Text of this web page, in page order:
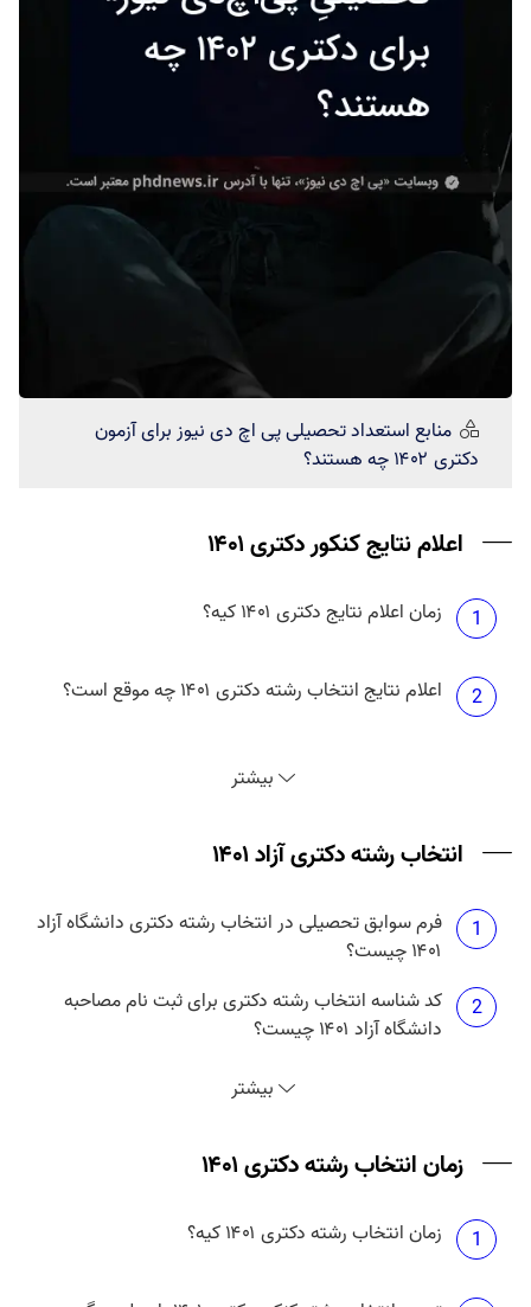
منابع استعداد تحصیلیپی اچ دی نیوزبرای آزمون
دکتری ۱۴۰۲ چه هستند؟
اعلام نتایج کنکور دکتری ۱۴۰۱
1 زمان اعلام نتایج دکتری ۱۴۰۱ کیه؟
2 اعلام نتایج انتخاب رشته دکتری ۱۴۰۱ چه موقع است؟
بیشتر
انتخاب رشته دکتری آزاد ۱۴۰۱
1
فرم سوابق تحصیلی در انتخاب رشته دکتری دانشگاه آزاد
۱۴۰۱ چیست؟
2
کد شناسه انتخاب رشته دکتری برای ثبت نام مصاحبه
دانشگاه آزاد ۱۴۰۱ چیست؟
انتخاب رشته دکتری آزاد ۱۴۰۱ چه زمانی است؟
حداکثر تعداد انتخاب رشته دکتری آزاد ۱۴۰۱ چند تا است؟
5
بیشتر
زمان انتخاب رشته دکتری ۱۴۰۱
1 زمان انتخاب رشته دکتری ۱۴۰۱ کیه؟